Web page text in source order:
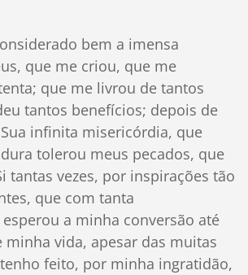
bem a imensa
que me criou, que me
que me livrou de tantos
tantos benefícios; depois de
infinita misericórdia, que
tolerou meus pecados, que
tantas vezes, por inspirações tão
que com tanta
a minha conversão até
minha vida, apesar das muitas
feito, por minha ingratidão,